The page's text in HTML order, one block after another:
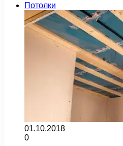
Потолки
01.10.2018
0